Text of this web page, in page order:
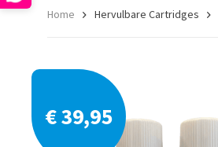
Home Hervulbare Cartridges
€ 39,95